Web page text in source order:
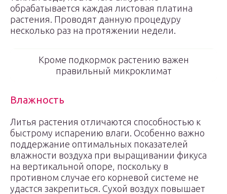
обрабатывается каждая листовая платина
растения. Проводят данную процедуру
несколько раз на протяжении недели.
Кроме подкормок растению важен
правильный микроклимат
Влажность
Литья растения отличаются способностью к
быстрому испарению влаги. Особенно важно
поддержание оптимальных показателей
влажности воздуха при выращивании фикуса
на вертикальной опоре, поскольку в
противном случае его корневой системе не
удастся закрепиться. Сухой воздух повышает